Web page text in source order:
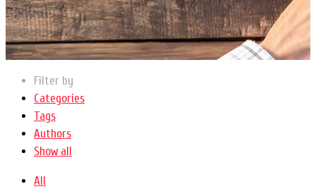
Filter by
Categories
Tags
Authors
Show all
All